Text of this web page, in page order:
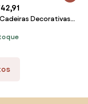
Decorativas
Recepção
Fixa PU Sintético Preto